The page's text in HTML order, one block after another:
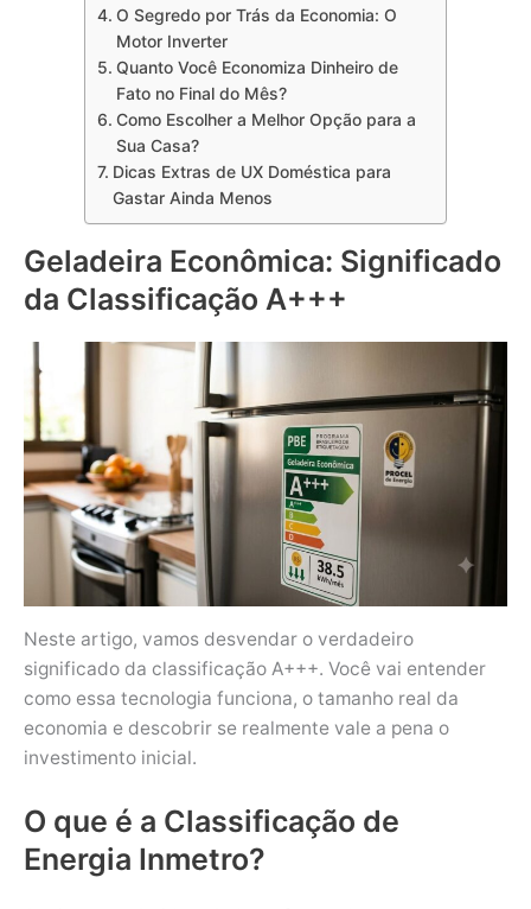
O Segredo por Trás da Economia: O
Motor Inverter
Quanto Você Economiza Dinheiro de
Fato no Final do Mês?
Como Escolher a Melhor Opção para a
Sua Casa?
Dicas Extras de UX Doméstica para
Gastar Ainda Menos
Geladeira Econômica: Significado
da Classificação A+++
Neste artigo, vamos desvendar o verdadeiro
significado da classificação A+++. Você vai entender
como essa tecnologia funciona, o tamanho real da
economia e descobrir se realmente vale a pena o
investimento inicial.
O que é a Classificação de
Energia Inmetro?